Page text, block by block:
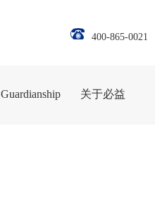
400-865-0021
Guardianship 关于必益